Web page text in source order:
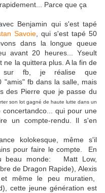
Parce que ça
Benjamin qui s'est tapé
Savoie, qui s'est tapé 50
dans la longue queue
avant 20 heures... Yseult
ne la quittera plus. A la fin de
sur fb, je réalise que
"amis" fb dans la salle, mais
des Pierre que je passe du
son lot gagné de haute lutte dans un
concertandco... qui pour une
un compte-rendu. Il s'en
kolokesque, même s'il
pour faire le compte. En
beau monde: Matt Low,
de Dragon Rapide), Alexis
et même le peu muratien,
cette jeune génération est